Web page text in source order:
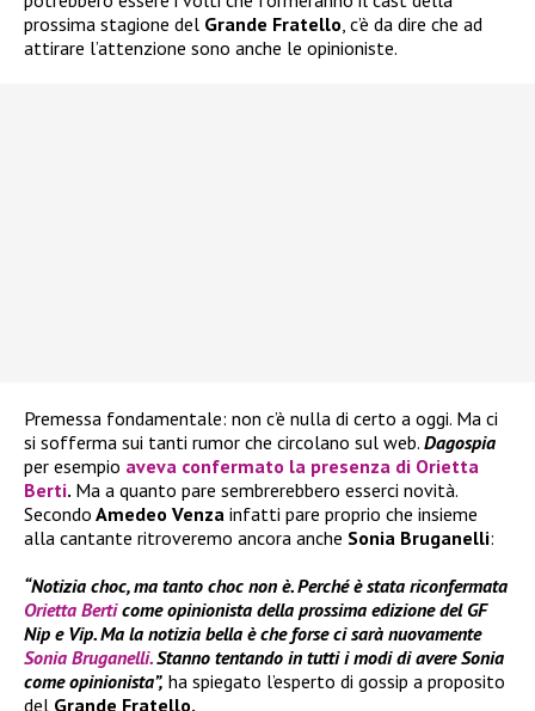
prossima stagione del Grande Fratello , c’è da dire che ad
attirare l’attenzione sono anche le opinioniste.
Premessa fondamentale: non c’è nulla di certo a oggi. Ma ci
si sofferma sui tanti rumor che circolano sul web. Dagospia
per esempio aveva confermato la presenza di Orietta
Berti. Ma a quanto pare sembrerebbero esserci novità.
Secondo Amedeo Venza infatti pare proprio che insieme
alla cantante ritroveremo ancora anche Sonia Bruganelli:
“Notizia choc, ma tanto choc non è. Perché è stata riconfermata
Orietta Berticome opinionista della prossima edizione del GF
Nip e Vip. Ma la notizia bella è che forse ci sarà nuovamente
Sonia Bruganelli.Stanno tentando in tutti i modi di avere Sonia
come opinionista”, ha spiegato l’esperto di gossip a proposito
del Grande Fratello.